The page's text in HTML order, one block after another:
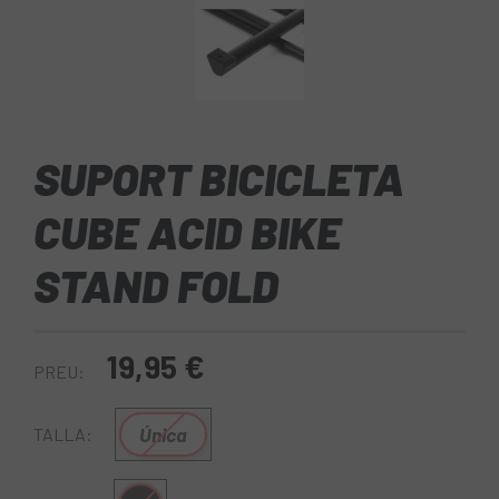
SUPORT BICICLETA
CUBE ACID BIKE
STAND FOLD
PREU: 19,95 €
TALLA: Única